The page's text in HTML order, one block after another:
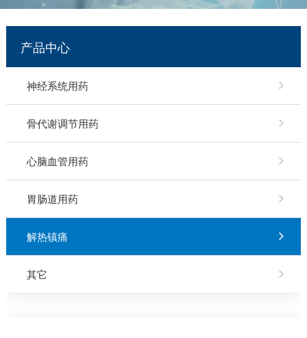
产品中心
神经系统用药
骨代谢调节用药
心脑血管用药
胃肠道用药
解热镇痛
其它